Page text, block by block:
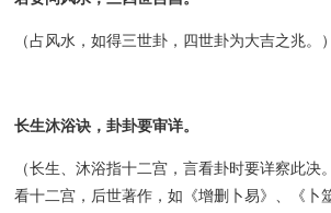
（占风水，如得三世卦，四世卦为大吉之兆。）
长生沐浴诀，卦卦要审详。
（长生、沐浴指十二宫，言看卦时要详察此决
看十二宫，后世著作，如《增删卜易》、《卜